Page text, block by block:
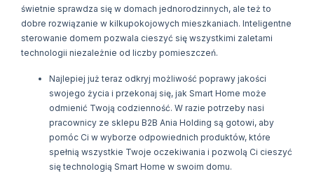
świetnie sprawdza się w domach jednorodzinnych, ale też to
dobre rozwiązanie w kilkupokojowych mieszkaniach. Inteligentne
sterowanie domem pozwala cieszyć się wszystkimi zaletami
technologii niezależnie od liczby pomieszczeń.
Najlepiej już teraz odkryj możliwość poprawy jakości
swojego życia i przekonaj się, jak Smart Home może
odmienić Twoją codzienność. W razie potrzeby nasi
pracownicy ze sklepu B2B Ania Holding są gotowi, aby
pomóc Ci w wyborze odpowiednich produktów, które
spełnią wszystkie Twoje oczekiwania i pozwolą Ci cieszyć
się technologią Smart Home w swoim domu.